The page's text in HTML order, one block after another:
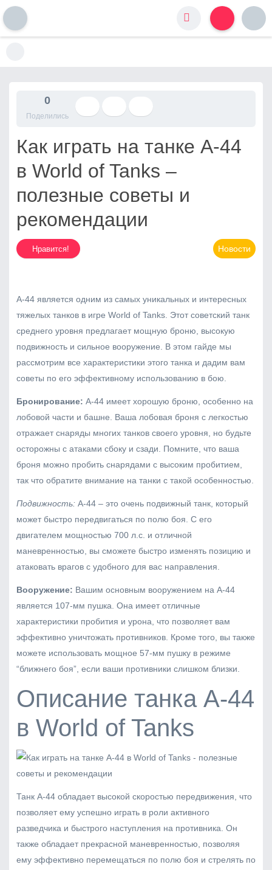
0
Поделились
Как играть на танке А-44
в World of Tanks –
полезные советы и
рекомендации
Нравится! Новости
А-44 является одним из самых уникальных и интересных
тяжелых танков в игре World of Tanks. Этот советский танк
среднего уровня предлагает мощную броню, высокую
подвижность и сильное вооружение. В этом гайде мы
рассмотрим все характеристики этого танка и дадим вам
советы по его эффективному использованию в бою.
Бронирование: А-44 имеет хорошую броню, особенно на
лобовой части и башне. Ваша лобовая броня с легкостью
отражает снаряды многих танков своего уровня, но будьте
осторожны с атаками сбоку и сзади. Помните, что ваша
броня можно пробить снарядами с высоким пробитием,
так что обратите внимание на танки с такой особенностью.
Подвижность: А-44 – это очень подвижный танк, который
может быстро передвигаться по полю боя. С его
двигателем мощностью 700 л.с. и отличной
маневренностью, вы сможете быстро изменять позицию и
атаковать врагов с удобного для вас направления.
Вооружение: Вашим основным вооружением на А-44
является 107-мм пушка. Она имеет отличные
характеристики пробития и урона, что позволяет вам
эффективно уничтожать противников. Кроме того, вы также
можете использовать мощное 57-мм пушку в режиме
“ближнего боя”, если ваши противники слишком близки.
Описание танка А-44
в World of Tanks
Танк А-44 обладает высокой скоростью передвижения, что
позволяет ему успешно играть в роли активного
разведчика и быстрого наступления на противника. Он
также обладает прекрасной маневренностью, позволяя
ему эффективно перемещаться по полю боя и стрелять по